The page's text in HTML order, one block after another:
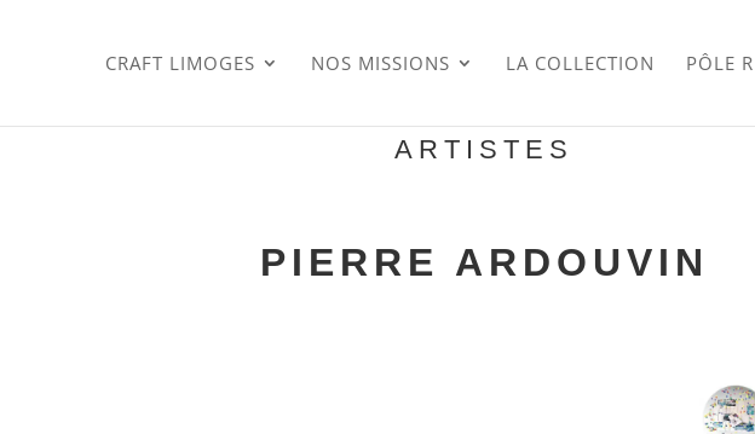
CRAFT LIMOGES NOS MISSIONS LA COLLECTION PÔLE
ARTISTES
PIERRE ARDOUVIN